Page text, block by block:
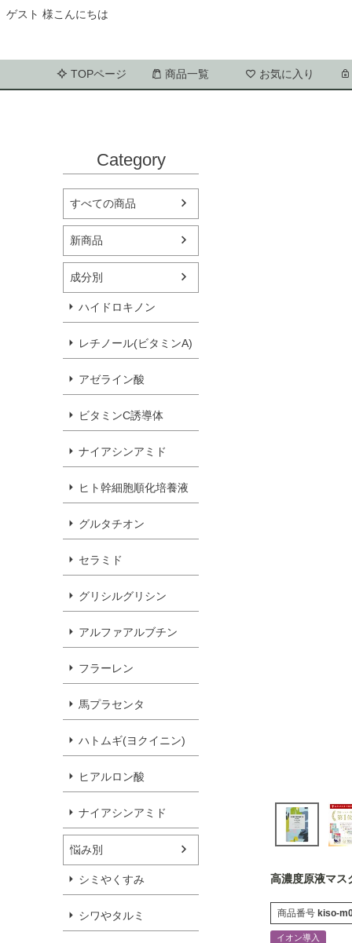
ゲスト 様こんにちは
TOPページ 商品一覧 お気に入り
Category
すべての商品
新商品
成分別
ハイドロキノン
レチノール(ビタミンA)
アゼライン酸
ビタミンC誘導体
ナイアシンアミド
ヒト幹細胞順化培養液
グルタチオン
セラミド
グリシルグリシン
アルファアルブチン
フラーレン
馬プラセンタ
ハトムギ(ヨクイニン)
ヒアルロン酸
ナイアシンアミド
悩み別
シミやくすみ
シワやタルミ
高濃度原液マ
商品番号 kiso-
イオン導入